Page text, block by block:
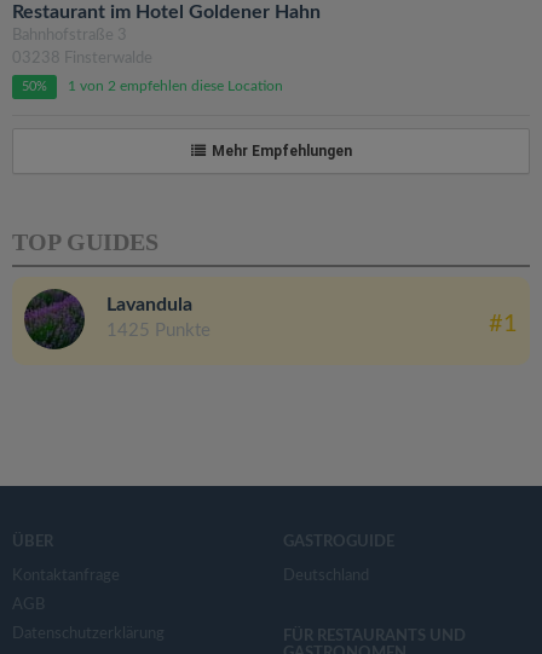
Restaurant im Hotel Goldener Hahn
Bahnhofstraße 3
03238 Finsterwalde
50% 1 von 2 empfehlen diese Location
Mehr Empfehlungen
TOP GUIDES
Lavandula
1425 Punkte #1
ÜBER
Kontaktanfrage
AGB
Datenschutzerklärung
GASTROGUIDE
Deutschland
FÜR RESTAURANTS UND